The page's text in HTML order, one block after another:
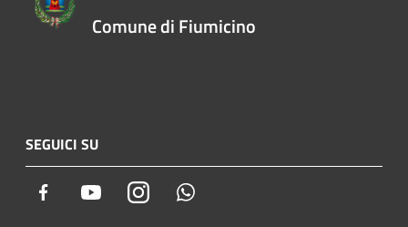
Comune di Fiumicino
SEGUICI SU
Facebook YoutubeInstagram